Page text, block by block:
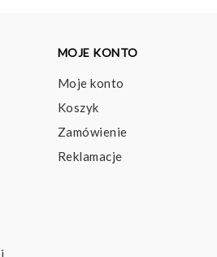
MOJE KONTO
Moje konto
Koszyk
Zamówienie
Reklamacje